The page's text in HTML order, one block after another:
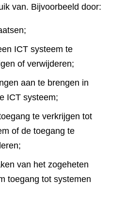
van. Bijvoorbeeld door:
ICT systeem te
of verwijderen;
aan te brengen in
ICT systeem;
te verkrijgen tot
of de toegang te
van het zogeheten
toegang tot systemen